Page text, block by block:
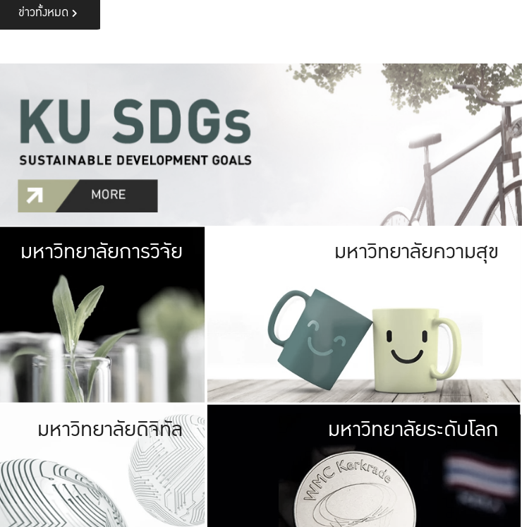
ข่าวทั้งหมด
มหาวิทยาลัย
เกษตรศาสตร์ มีพื้นที่เขียวสดใส หนาแน่น
เป็นป่าในเมือง (URBAN FOREST)
เกษตรในเมือง (URBAN AGRICULTURE)
ที่นับรวมกันได้ประมาณ 1,400 ไร่
มหาวิทยาลัยการวิจัย มหาวิทยาลัย
ให้กับประชาชน
มหาวิทยาลัยความสุข
มหาวิทยาลัยรับผิดชอบต่อสังคม
ร่วมมือกับชุมชน เพื่อความกินดีอยู่ดี
และความสุขอย่างยั่งยืน
มองปัญหาในภาพกว้าง
แก้ไขจากปัญหาจุดเล็กๆ
มหาวิทยาลัยดิจิทัล มหาวิทยา
พร้อมที่จ
และผลักดันในการใช้ระบบส
เพื่อการทำงานแ
มหาวิทยาลัยระดับโลก